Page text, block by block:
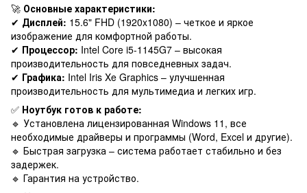
🚀 Основные характеристики:
✔ Дисплей: 15.6" FHD (1920x1080) – четкое и яркое
изображение для комфортной работы.
✔ Процессор: Intel Core i5-1145G7 – высокая
производительность для повседневных задач.
✔ Графика: Intel Iris Xe Graphics – улучшенная
производительность для мультимедиа и легких игр.
✅ Ноутбук готов к работе:
🔹 Установлена лицензированная Windows 11, все
необходимые драйверы и программы (Word, Excel и другие).
🔹 Быстрая загрузка – система работает стабильно и без
задержек.
🔹 Гарантия на устройство.